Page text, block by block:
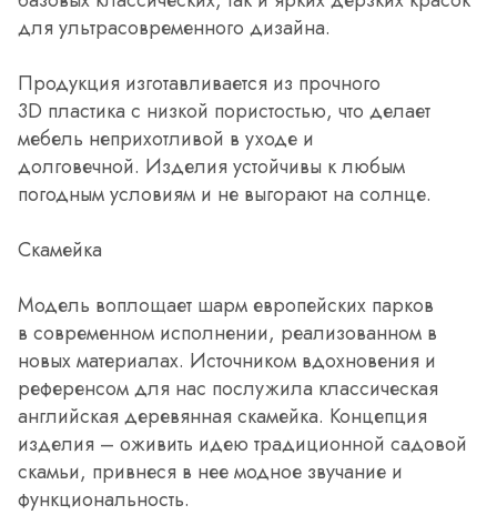
для ультрасовременного дизайна.
Продукция изготавливается из прочного
3D пластика с низкой пористостью, что делает
мебель неприхотливой в уходе и
долговечной. Изделия устойчивы к любым
погодным условиям и не выгорают на солнце.
Скамейка
Модель воплощает шарм европейских парков
в современном исполнении, реализованном в
новых материалах. Источником вдохновения и
референсом для нас послужила классическая
английская деревянная скамейка. Концепция
изделия – оживить идею традиционной садовой
скамьи, привнеся в нее модное звучание и
функциональность.